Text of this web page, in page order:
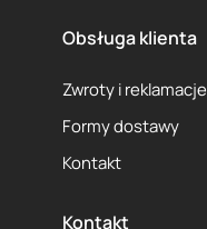
Obsługa klienta
Zwroty i reklamacje
Formy dostawy
Kontakt
Kontakt